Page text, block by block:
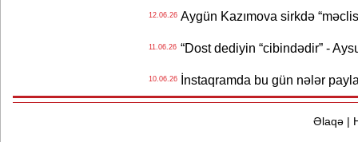
12.06.26Aygün Kazımova sirkdə
11.06.26“Dost dediyin “cibindədir” -
10.06.26İnstaqramda bu gün nələr
Əlaqə|